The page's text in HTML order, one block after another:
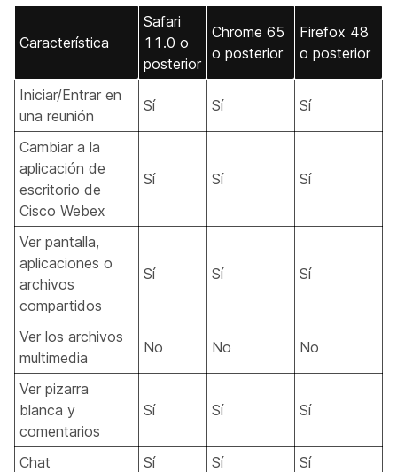
Característica
Safari
11.0 o
posterior
Chrome 65
o posterior
Firefox 48
o posterior
Iniciar/Entrar en
una reunión
Sí Sí Sí
Cambiar a la
aplicación de
escritorio de
Cisco Webex
Sí Sí Sí
Ver pantalla,
aplicaciones o
archivos
compartidos
Sí Sí Sí
Ver los archivos
multimedia
No No No
Ver pizarra
blanca y
comentarios
Sí Sí Sí
Chat Sí Sí
Sí